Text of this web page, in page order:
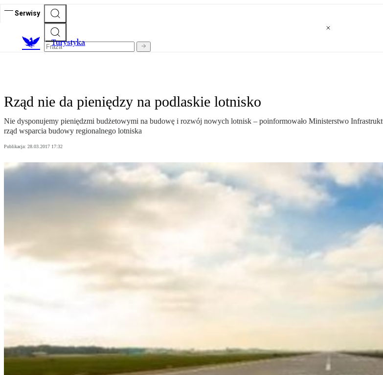
Serwisy
Turystyka
Rząd nie da pieniędzy na podlaskie lotnisko
Nie dysponujemy pieniędzmi budżetowymi na budowę i rozwój nowych lotnisk – poinformowało Ministerstwo
rząd wsparcia budowy regionalnego lotniska
Publikacja: 28.03.2017 17:32